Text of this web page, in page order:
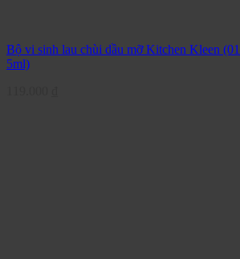
Bộ vi sinh lau chùi dầu mỡ Kitchen Kleen
5ml)